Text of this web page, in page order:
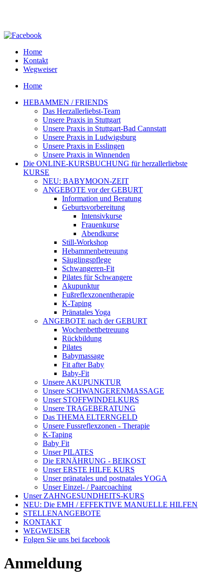
Home
Kontakt
Wegweiser
Home
HEBAMMEN / FRIENDS
Das Herzallerliebst-Team
Unsere Praxis in Stuttgart
Unsere Praxis in Stuttgart-Bad Cannstatt
Unsere Praxis in Ludwigsburg
Unsere Praxis in Esslingen
Unsere Praxis in Winnenden
Die ONLINE-KURSBUCHUNG für herzallerliebste
KURSE
NEU: BABYMOON-ZEIT
ANGEBOTE vor der GEBURT
Information und Beratung
Geburtsvorbereitung
Intensivkurse
Frauenkurse
Abendkurse
Still-Workshop
Hebammenbetreuung
Säuglingspflege
Schwangeren-Fit
Pilates für Schwangere
Akupunktur
Fußreflexzonentherapie
K-Taping
Pränatales Yoga
ANGEBOTE nach der GEBURT
Wochenbettbetreuung
Rückbildung
Pilates
Babymassage
Fit after Baby
Baby-Fit
Unsere AKUPUNKTUR
Unsere SCHWANGERENMASSAGE
Unser STOFFWINDELKURS
Unsere TRAGEBERATUNG
Das THEMA ELTERNGELD
Unsere Fussreflexzonen - Therapie
K-Taping
Baby Fit
Unser PILATES
Die ERNÄHRUNG - BEIKOST
Unser ERSTE HILFE KURS
Unser pränatales und postnatales YOGA
Unser Einzel- / Paarcoaching
Unser ZAHNGESUNDHEITS-KURS
NEU: Die EMH / EFFEKTIVE MANUELLE HILFEN
STELLENANGEBOTE
KONTAKT
WEGWEISER
Folgen Sie uns bei facebook
Anmeldung